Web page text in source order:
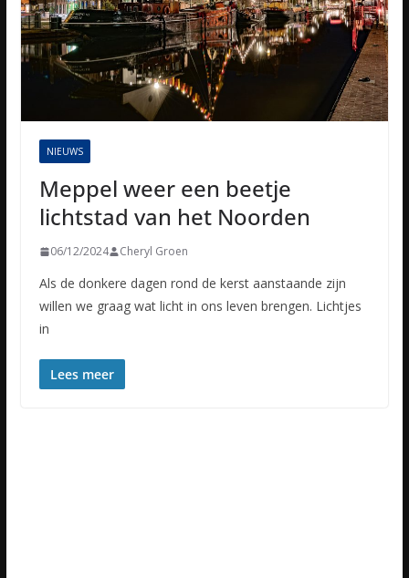
NIEUWS
Meppel weer een beetje
lichtstad van het Noorden
06/12/2024 Cheryl Groen
Als de donkere dagen rond de kerst aanstaande zijn
willen we graag wat licht in ons leven brengen. Lichtjes
in
Lees meer